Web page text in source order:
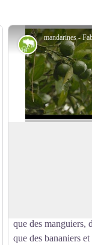
Paysage
que des manguiers,
que des bananiers